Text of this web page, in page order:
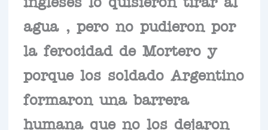
agua , pero no pudieron por
la ferocidad de Mortero y
porque los soldado Argentino
formaron una barrera
humana que no los dejaron